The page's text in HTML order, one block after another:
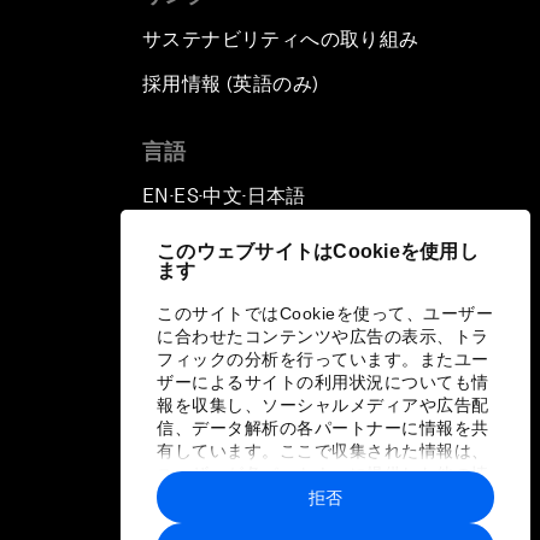
このウェブサイトはCookieを使用し
ます
このサイトではCookieを使って、ユーザー
に合わせたコンテンツや広告の表示、トラ
フィックの分析を行っています。またユー
ザーによるサイトの利用状況についても情
報を収集し、ソーシャルメディアや広告配
信、データ解析の各パートナーに情報を共
有しています。ここで収集された情報は、
ユーザーが各パートナーに提供した他の情
報や各パートナーのサービスを使用した際
に収集された情報と組み合わされ、各パー
拒否
サステナビリティへの取り組み
採用情報 (英語のみ)
言語
EN ▪ ES▪中文▪ 日本語